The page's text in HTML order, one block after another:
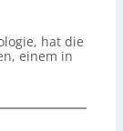
hat die
einem in